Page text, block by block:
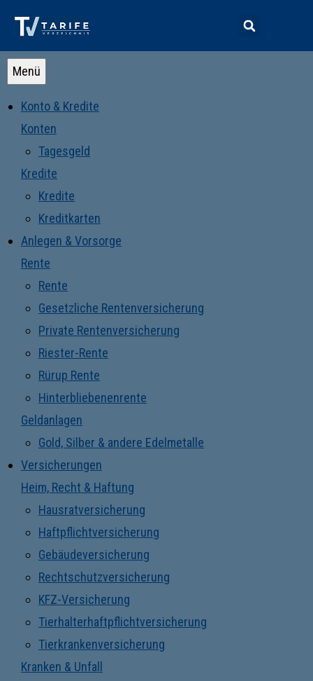
Menü
Konto & Kredite
Konten
Tagesgeld
Kredite
Kredite
Kreditkarten
Anlegen & Vorsorge
Rente
Rente
Gesetzliche Rentenversicherung
Private Rentenversicherung
Riester-Rente
Rürup Rente
Hinterbliebenenrente
Geldanlagen
Gold, Silber & andere Edelmetalle
Versicherungen
Heim, Recht & Haftung
Hausratversicherung
Haftpflichtversicherung
Gebäudeversicherung
Rechtschutzversicherung
KFZ-Versicherung
Tierhalterhaftpflichtversicherung
Tierkrankenversicherung
Kranken & Unfall